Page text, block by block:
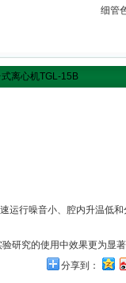
细管
离心机TGL-15B
运行噪音小、腔内升温低
研究的使用中效果更为显著
分享到：